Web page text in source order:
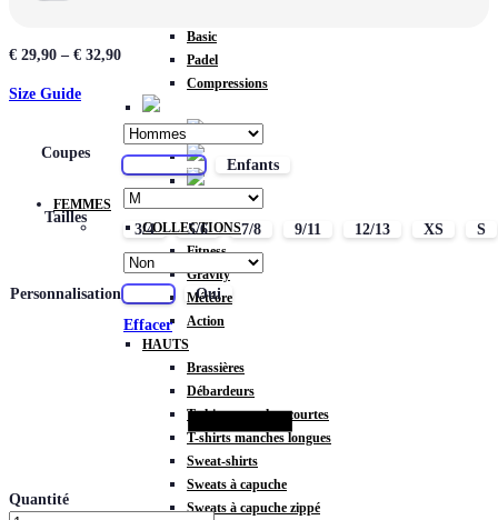
Basic
Padel
Compressions
FEMMES
COLLECTIONS
Fitness
Gravity
Météore
Action
HAUTS
Brassières
Débardeurs
T-shirts manches courtes
T-shirts manches longues
Sweat-shirts
Sweats à capuche
Sweats à capuche zippé
€ 29,90 – € 32,90
Size Guide
Coupes
Hommes Enfants
Tailles
3/4 5/6 7/8 9/11 12/13 XS S
Personnalisation
Oui
Effacer
Quantité